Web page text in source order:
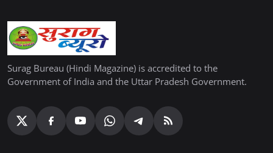
Surag Bureau (Hindi Magazine) is accredited to the
Government of India and the Uttar Pradesh Government.